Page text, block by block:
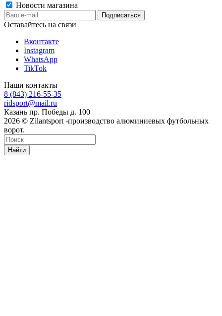
Новости магазина
Оставайтесь на связи
Вконтакте
Instagram
WhatsApp
TikTok
Наши контакты
8 (843) 216-55-35
ridsport@mail.ru
Казань пр. Победы д. 100
2026 © Zilantsport -производство алюминиевых футбольных
ворот.
Найти